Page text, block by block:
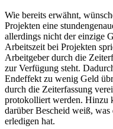
Wie bereits erwähnt,
Projekten eine
allerdings nicht der einzige
Arbeitszeit bei Projekten
Arbeitgeber durch die
zur Verfügung steht.
Endeffekt zu wenig Geld
durch die Zeiterfassung
protokolliert werden. Hinzu
darüber Bescheid weiß,
erledigen hat.